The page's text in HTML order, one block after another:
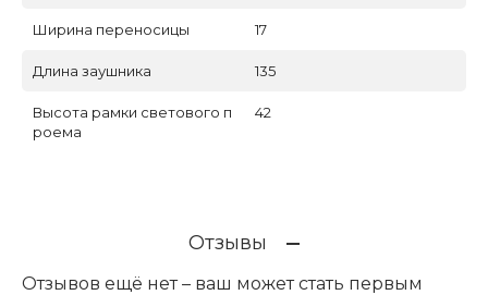
Ширина переносицы 17
Длина заушника 135
Высота рамки светового п
роема
42
Отзывы
Отзывов ещё нет – ваш может стать первым